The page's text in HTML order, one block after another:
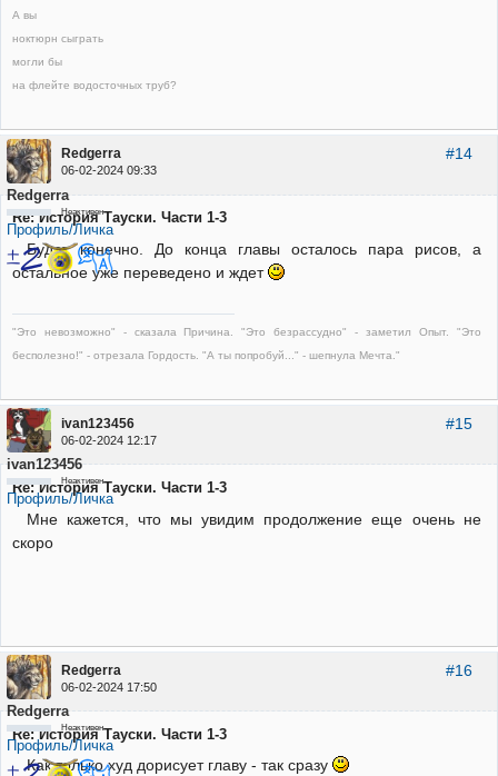
А вы
ноктюрн сыграть
могли бы
на флейте водосточных труб?
#14
Redgerra
06-02-2024 09:33
Redgerra
Неактивен
Профиль/Личка
Re: История Тауски. Части 1-3
Будет конечно. До конца главы осталось пара рисов, а
остальное уже переведено и ждет
"Это невозможно" - сказала Причина. "Это безрассудно" - заметил Опыт. "Это
бесполезно!" - отрезала Гордость. "А ты попробуй..." - шепнула Мечта."
#15
ivan123456
06-02-2024 12:17
ivan123456
Неактивен
Профиль/Личка
Re: История Тауски. Части 1-3
Мне кажется, что мы увидим продолжение еще очень не
скоро
#16
Redgerra
06-02-2024 17:50
Redgerra
Неактивен
Профиль/Личка
Re: История Тауски. Части 1-3
Как только худ дорисует главу - так сразу